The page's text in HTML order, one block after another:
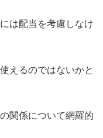
は配当を考慮しなけ
えるのではないかと
関係について網羅的